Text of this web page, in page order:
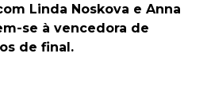
Linda Noskova e Anna
se à vencedora de
de final.